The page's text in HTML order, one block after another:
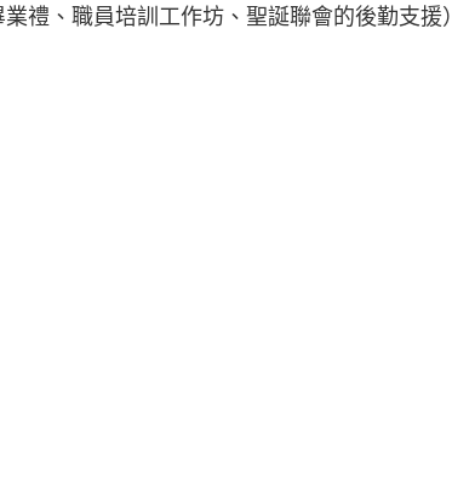
禮、職員培訓工作坊、聖誕聯會的後勤支援）